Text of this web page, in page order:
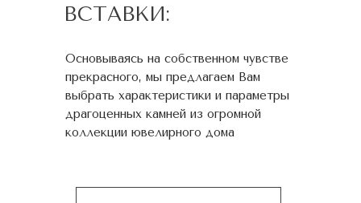
ВСТАВКИ:
Основываясь на собственном чувстве
прекрасного, мы предлагаем Вам
выбрать характеристики и параметры
драгоценных камней из огромной
коллекции ювелирного дома